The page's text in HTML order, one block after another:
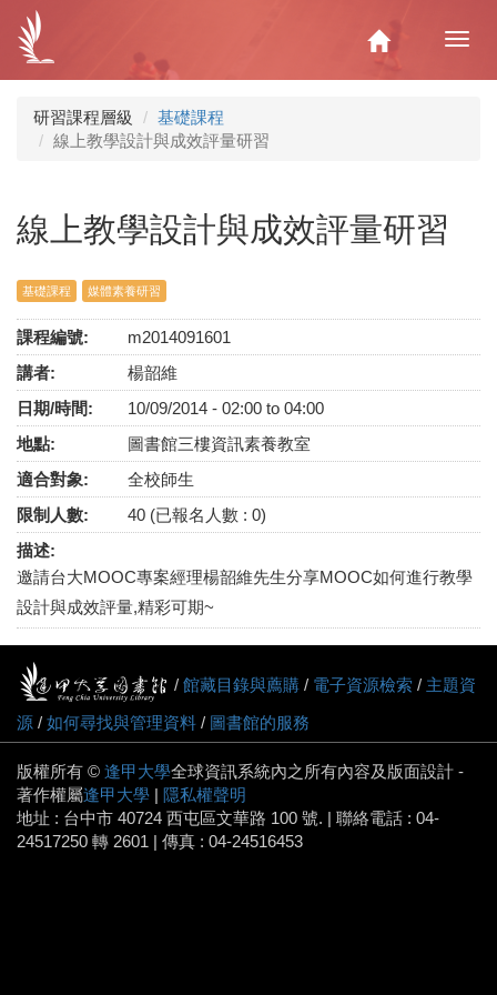
內
Home
研習課程層級
基礎課程
線上教學設計與成效評量研習
線上教學設計與成效評量研習
基礎課程 媒體素養研習
課程編號:
m2014091601
講者:
楊韶維
日期/時間:
10/09/2014 - 02:00 to 04:00
地點:
圖書館三樓資訊素養教室
適合對象:
全校師生
限制人數:
40 (已報名人數 : 0)
描述:
邀請台大MOOC專案經理楊韶維先生分享MOOC如何進行教學
設計與成效評量,精彩可期~
/ 館藏目錄與薦購 / 電子資源檢索 / 主題資
源 / 如何尋找與管理資料 / 圖書館的服務
版權所有 © 逢甲大學全球資訊系統內之所有內容及版面設計 -
著作權屬逢甲大學 | 隱私權聲明
地址 : 台中市 40724 西屯區文華路 100 號. | 聯絡電話 : 04-
24517250 轉 2601 | 傳真 : 04-24516453